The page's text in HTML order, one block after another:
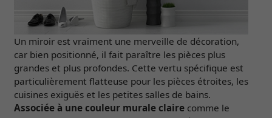
Un miroir est vraiment une merveille de décoration,
car bien positionné, il fait paraître les pièces plus
grandes et plus profondes. Cette vertu spécifique est
particulièrement flatteuse pour les pièces étroites, les
cuisines exiguës et les petites salles de bains.
Associée à une couleur murale clairecomme le